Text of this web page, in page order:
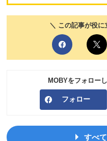
＼ この記事が役に
MOBYをフォロー
フォロー
すべ